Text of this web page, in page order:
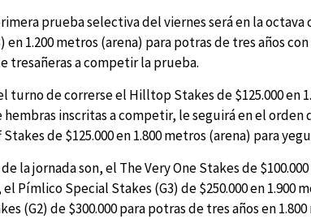
prueba selectiva del viernes será en la octava
en 1.200 metros (arena) para potras de tres años
tresañeras a competir la prueba.
turno de correrse el Hilltop Stakes de $125.000 en
inscritas a competir, le seguirá en el orden
de $125.000 en 1.800 metros (arena) para
la jornada son, el The Very One Stakes de
Pímlico Special Stakes (G3) de $250.000 en 1.900
(G2) de $300.000 para potras de tres años en